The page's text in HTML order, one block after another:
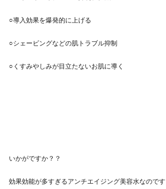
○導入効果を爆発的に上げる
○シェービングなどの肌トラブル抑制
○くすみやしみが目立たないお肌に導く
いかがですか？？
効果効能が多すぎるアンチエイジング美容水なのです